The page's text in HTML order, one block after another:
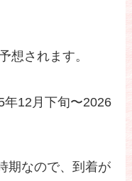
想されます。
年12月下旬〜2026
期なので、到着が